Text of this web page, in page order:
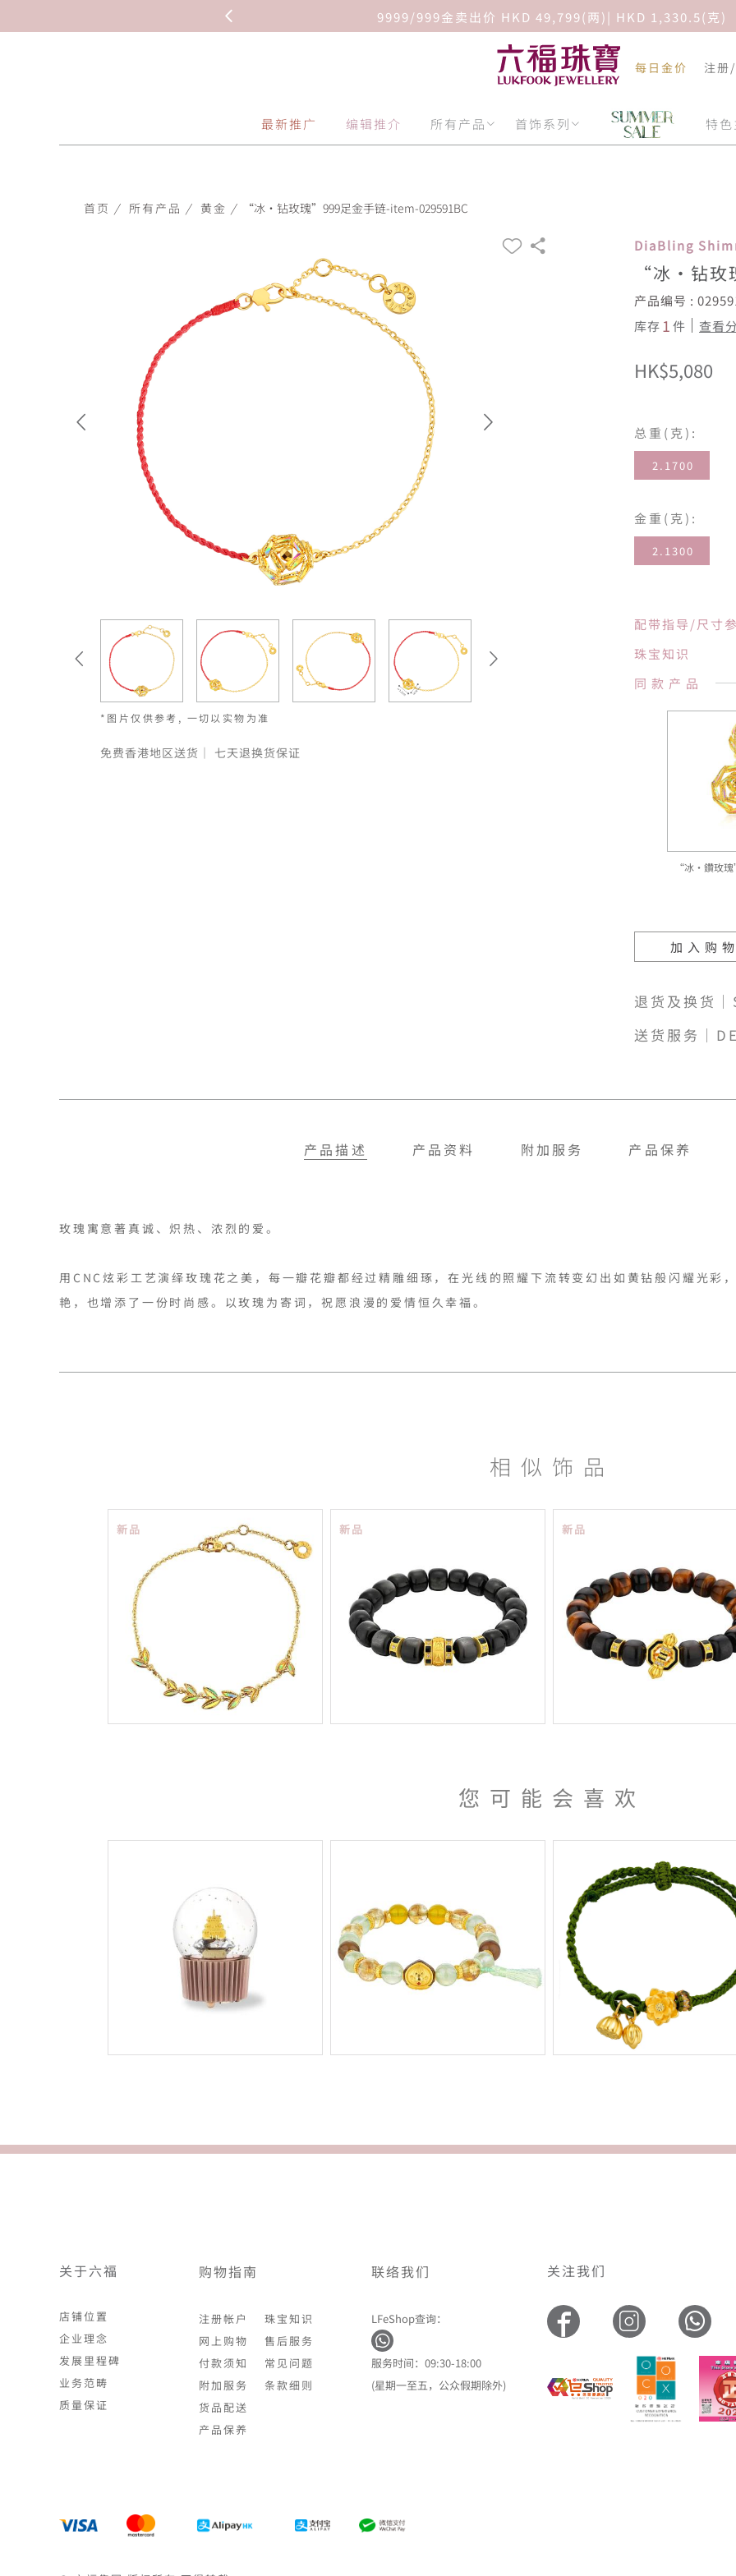
9999/999金卖出价 HKD 49,799(两)| HKD 1,330.5(克)
每日金价 注册
最新推广 编辑推介 所有产品 首饰系列 特
首页 / 所有产品 / 黄金 / “冰‧钻玫瑰”999足金手链-item-029591BC
*图片仅供参考, 一切以实物为准
免费香港地区送货｜ 七天退换货保证
DiaBling
“冰‧钻玫
产品编号 :
库存1件 查看
HK$5,080
总重(克):
2.1700
金重(克):
2.1300
配带指导/尺寸
珠宝知识
同款产品
“冰‧鑽玫
加入购
退货及换货
送货服务｜
产品描述 产品资料 附加服务 产品保养
玫瑰寓意著真诚、炽热、浓烈的爱。
用CNC炫彩工艺演绎玫瑰花之美，每一瓣花瓣都经过精雕细琢，在光线的照耀下流转变幻出如黄钻般闪耀光彩
艳，也增添了一份时尚感。以玫瑰为寄词，祝愿浪漫的爱情恒久幸福。
相似饰品
新品 新品 新品
您可能会喜欢
关于六福
店铺位置
企业理念
发展里程碑
业务范畴
质量保证
购物指南
注册帐户
网上购物
付款须知
附加服务
货品配送
产品保养
珠宝知识
售后服务
常见问题
条款细则
联络我们
LFeShop查询：
服务时间：09:30-18:00
(星期一至五，公众假期除外)
关注我们